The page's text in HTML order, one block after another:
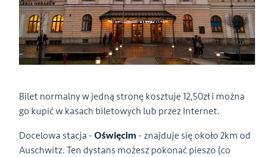
Bilet normalny w jedną stronę kosztuje 12,50zł i można
go kupić w kasach biletowych lub przez Internet.
Docelowa stacja -Oświęcim - znajduje się około 2km od
Auschwitz. Ten dystans możesz pokonać pieszo (co